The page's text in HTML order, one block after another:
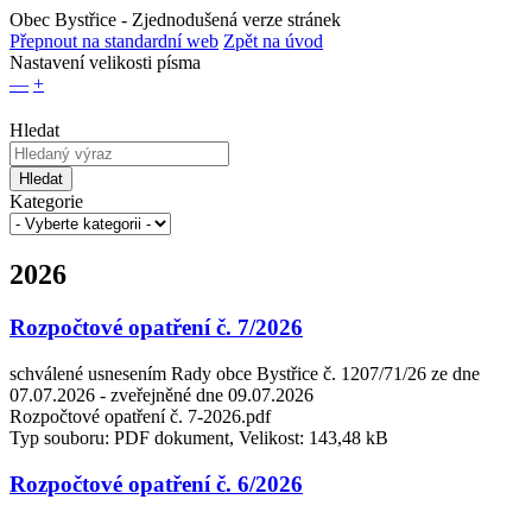
Obec Bystřice - Zjednodušená verze stránek
Přepnout na standardní web Zpět na úvod
Nastavení velikosti písma
— +
Hledat
Hledat
Kategorie
2026
Rozpočtové opatření č. 7/2026
schválené usnesením Rady obce Bystřice č. 1207/71/26 ze dne
07.07.2026 - zveřejněné dne 09.07.2026
Rozpočtové opatření č. 7-2026.pdf
Typ souboru: PDF dokument, Velikost: 143,48 kB
Rozpočtové opatření č. 6/2026